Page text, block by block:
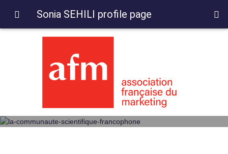
Sonia SEHILI profile page